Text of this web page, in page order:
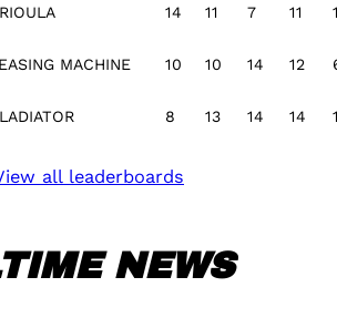
14 11 7 11
MACHINE 10 10 14 12
8 13 14 14
all leaderboards
NEWS